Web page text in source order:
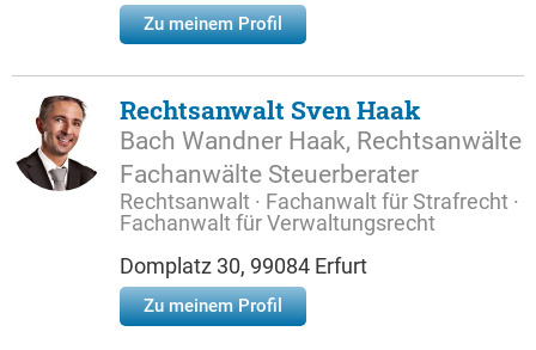
Zu meinem Profil
Rechtsanwalt Sven Haak
Bach Wandner Haak, Rechtsanwälte
Fachanwälte Steuerberater
Rechtsanwalt · Fachanwalt für Strafrecht ·
Fachanwalt für Verwaltungsrecht
Domplatz 30, 99084 Erfurt
Zu meinem Profil